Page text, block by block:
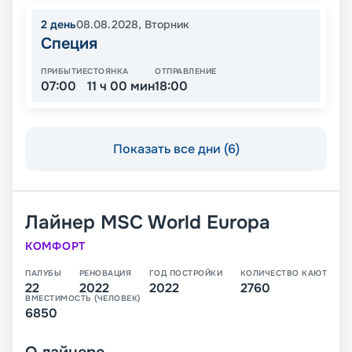
2 день08.08.2028, Вторник
Специя
ПРИБЫТИЕ
07:00
СТОЯНКА
11 ч 00 мин
ОТПРАВЛЕНИЕ
18:00
Показать все дни (6)
Лайнер MSC World Europa
КОМФОРТ
ПАЛУБЫ
22
РЕНОВАЦИЯ
2022
ГОД ПОСТРОЙКИ
2022
КОЛИЧЕСТВО КАЮТ
2760
ВМЕСТИМОСТЬ (ЧЕЛОВЕК)
6850